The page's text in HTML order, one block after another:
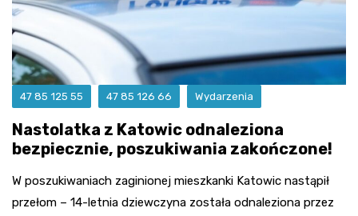
47 85 125 55 47 85 126 66 Wydarzenia
Nastolatka z Katowic odnaleziona
bezpiecznie, poszukiwania zakończone!
W poszukiwaniach zaginionej mieszkanki Katowic nastąpił
przełom – 14-letnia dziewczyna została odnaleziona przez